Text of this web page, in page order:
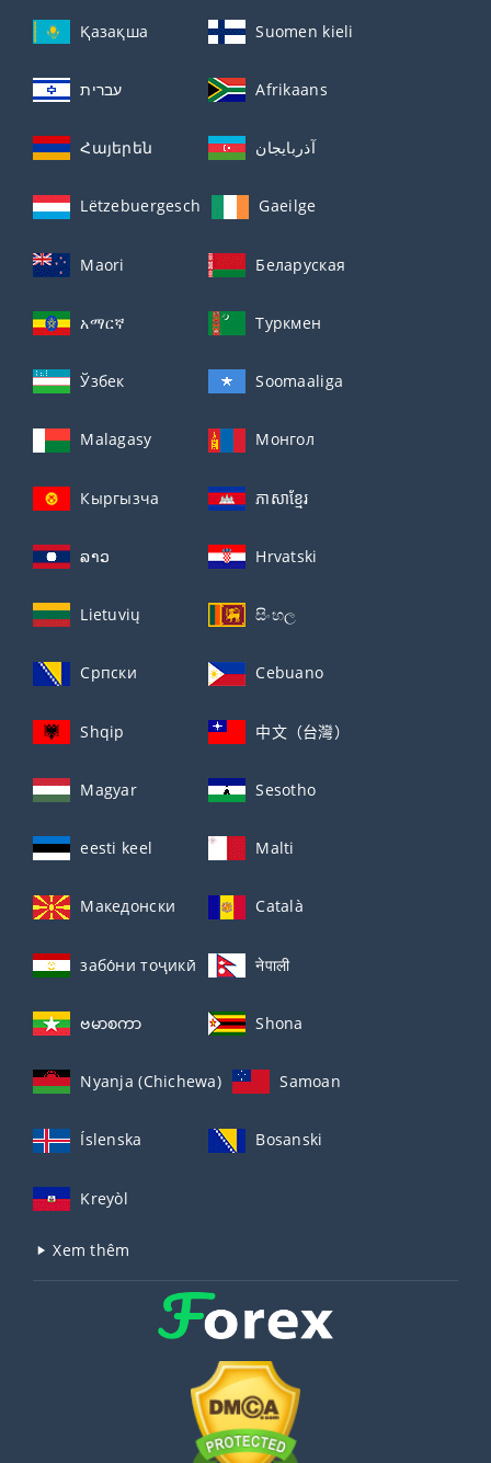
Қазақша Suomen kieli
עברית Afrikaans
Հայերեն آذربايجان
Lëtzebuergesch Gaeilge
Maori Беларуская
አማርኛ Туркмен
Ўзбек Soomaaliga
Malagasy Монгол
Кыргызча ភាសាខ្មែរ
ລາວ Hrvatski
Lietuvių සිංහල
Српски Cebuano
Shqip 中文（台灣）
Magyar Sesotho
eesti keel Malti
Македонски Català
забо́ни тоҷикӣ́ नेपाली
ဗမာစကာ Shona
Nyanja (Chichewa) Samoan
Íslenska Bosanski
Kreyòl
Xem thêm